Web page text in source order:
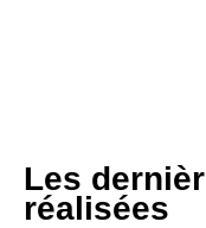
Les
réalisées